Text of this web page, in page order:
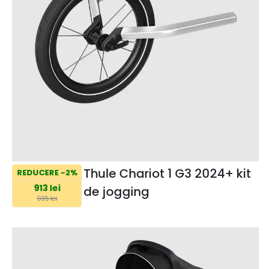
REDUCERE -2%
913 lei
935 lei
Thule Chariot 1 G3 2024+ kit
de jogging